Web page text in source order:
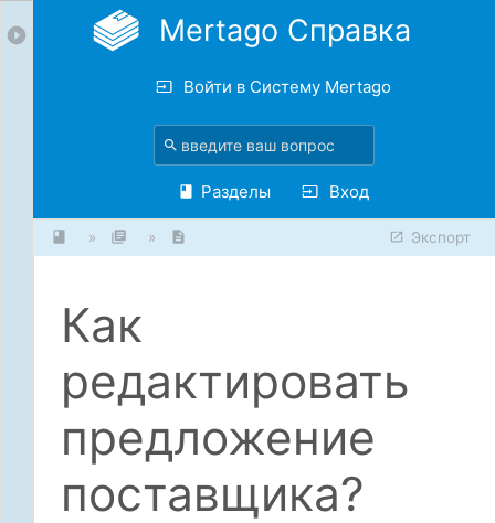
Mertago Справка
Войти в Систему Mertago
Разделы Вход
» » Экспорт
Как
редактировать
предложение
поставщика?